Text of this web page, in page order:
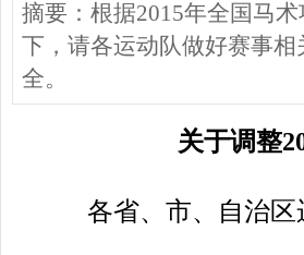
摘要：根据2015年全国马
下，请各运动队做好赛事
全。
关于调整
各省、市、自治区